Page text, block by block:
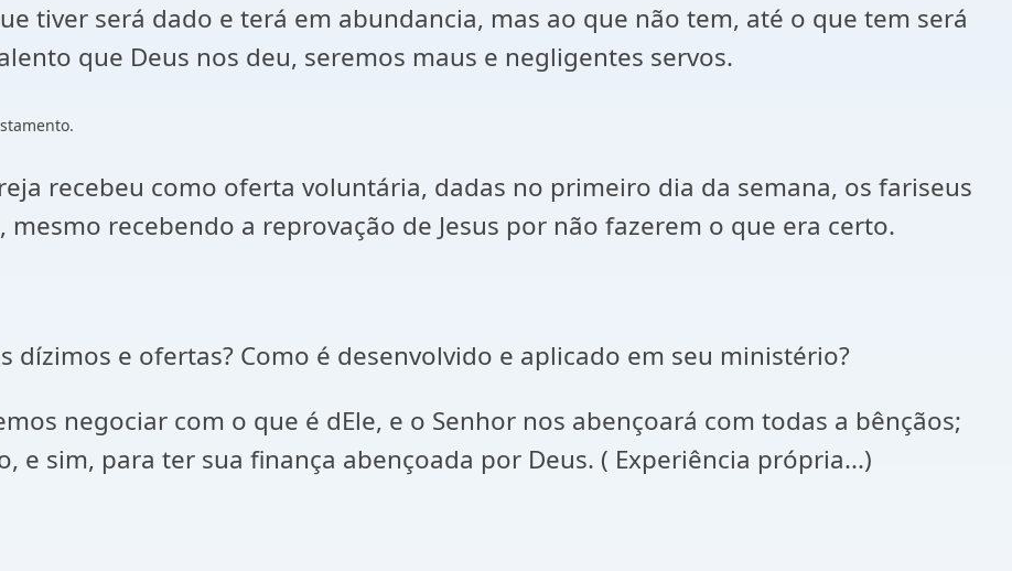
tiver será dado e terá em abundancia, mas ao que não tem, até o que tem será
que Deus nos deu, seremos maus e negligentes servos.
recebeu como oferta voluntária, dadas no primeiro dia da semana, os fariseus
recebendo a reprovação de Jesus por não fazerem o que era certo.
e ofertas? Como é desenvolvido e aplicado em seu ministério?
negociar com o que é dEle, e o Senhor nos abençoará com todas a bênçãos;
e sim, para ter sua finança abençoada por Deus. ( Experiência própria...)